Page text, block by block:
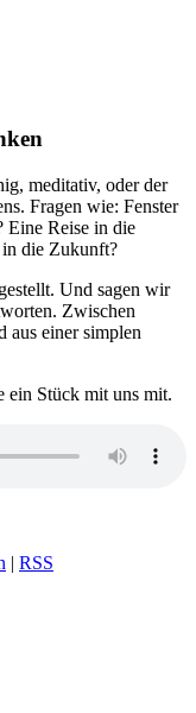
meditativ, oder der
Fragen wie: Fenster
Eine Reise in die
die Zukunft?
Und sagen wir
Zwischen
aus einer simplen
ein Stück mit uns mit.
| RSS